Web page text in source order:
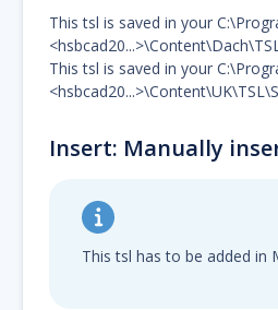
This tsl is saved in your
This tsl is saved in your
Insert: Manually
This tsl has to be added in